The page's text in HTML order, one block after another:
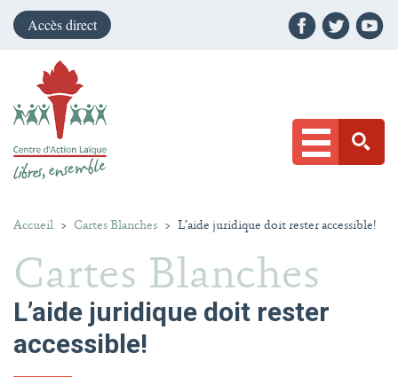
Accès direct
Accueil > Cartes Blanches > L’aide juridique doit rester accessible!
Cartes Blanches
L’aide juridique doit rester
accessible!